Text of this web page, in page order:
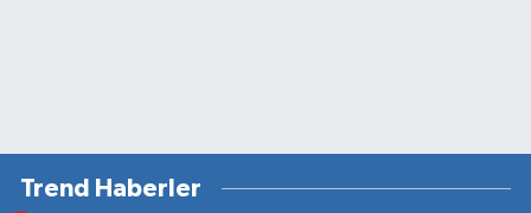
Trend Haberler